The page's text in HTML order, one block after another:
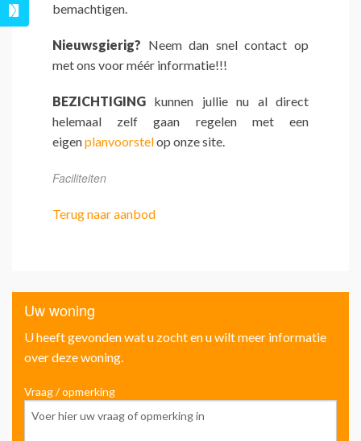
bemachtigen.
Nieuwsgierig? Neem dan snel contact op
met ons voor méér informatie!!!
BEZICHTIGING kunnen jullie nu al direct
helemaal zelf gaan regelen met een
eigenplanvoorstelop onze site.
Faciliteiten
Terug naar aanbod
Uw woning
U heeft gevonden wat u zocht en u wilt meer informatie
over deze woning.
Vraag / opmerking